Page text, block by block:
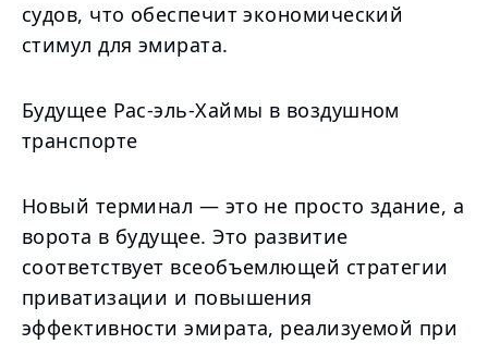
судов, что обеспечит экономический
стимул для эмирата.
Будущее Рас-эль-Хаймы в воздушном
транспорте
Новый терминал — это не просто здание, а
ворота в будущее. Это развитие
соответствует всеобъемлющей стратегии
приватизации и повышения
эффективности эмирата, реализуемой при